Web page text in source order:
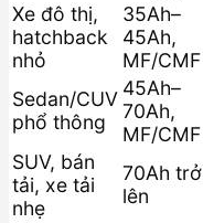
Xe đô thị,
hatchback
nhỏ
35Ah–
45Ah,
MF/CMF
Sedan/CUV
phổ thông
45Ah–
70Ah,
MF/CMF
SUV, bán
tải, xe tải
nhẹ
70Ah trở
lên